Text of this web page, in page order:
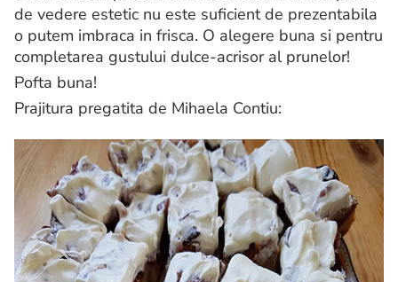
de vedere estetic nu este suficient de prezentabila
o putem imbraca in frisca. O alegere buna si pentru
completarea gustului dulce-acrisor al prunelor!
Pofta buna!
Prajitura pregatita de Mihaela Contiu: